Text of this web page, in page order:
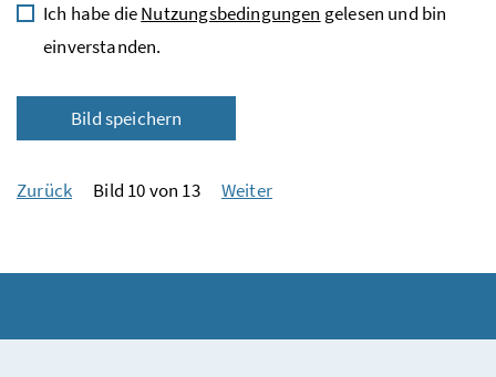
Ich habe dieNutzungsbedingungen gelesen und bin
einverstanden.
Bild speichern
Zurück Bild 10 von 13 Weiter